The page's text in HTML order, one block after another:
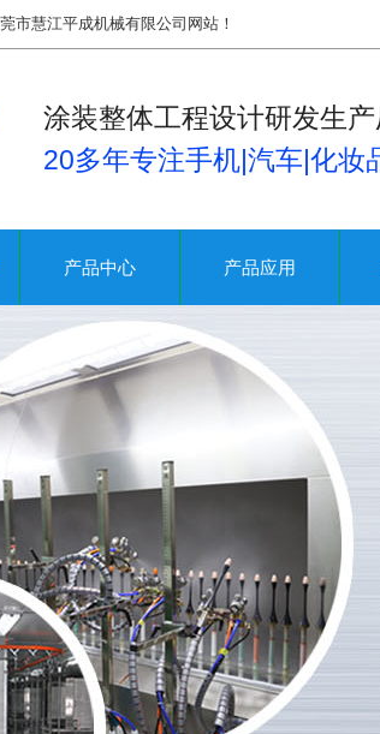
市慧江平成机械有限公司网站！
涂装整体工程设计研发生产
20多年专注手机|汽车|化妆
产品中心 产品应用